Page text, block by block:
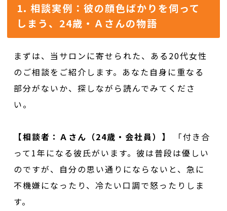
1. 相談実例：彼の顔色ばかりを伺って
しまう、24歳・Ａさんの物語
まずは、当サロンに寄せられた、ある20代女性
のご相談をご紹介します。あなた自身に重なる
部分がないか、探しながら読んでみてくださ
い。
【相談者：Ａさん（24歳・会社員）】
「付き合
って1年になる彼氏がいます。彼は普段は優しい
のですが、自分の思い通りにならないと、急に
不機嫌になったり、冷たい口調で怒ったりしま
す。